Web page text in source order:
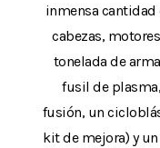
inmensa cantidad
cabezas,
tonelada de
fusil de
fusión, un
kit de mejora) y